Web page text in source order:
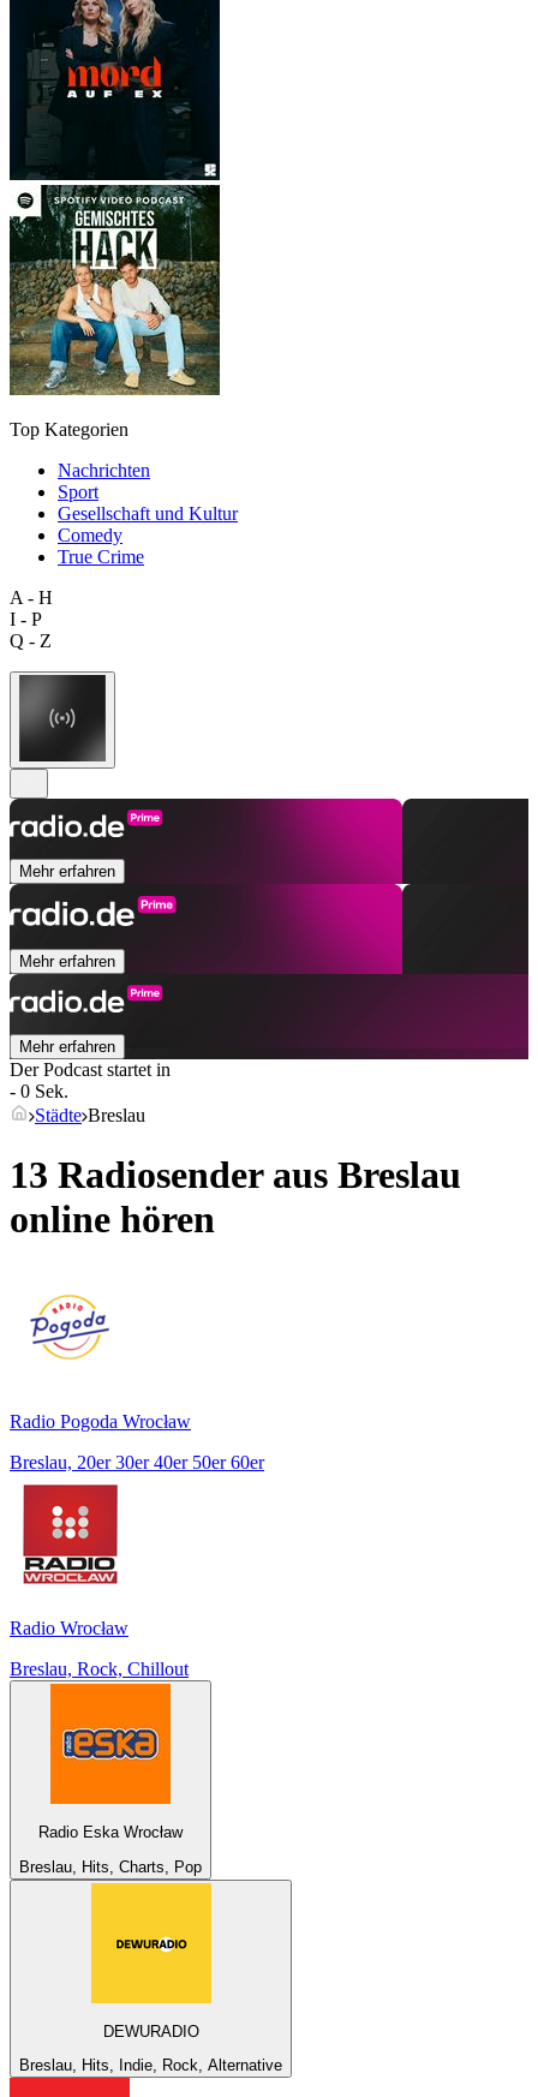
Top Kategorien
Nachrichten
Sport
Gesellschaft und Kultur
Comedy
True Crime
A - H
I - P
Q - Z
Mehr erfahren
Mehr erfahren
Mehr erfahren
Der Podcast startet in
- 0 Sek.
Städte Breslau
13 Radiosender aus Breslau
online hören
Radio Pogoda Wrocław
Breslau, 20er 30er 40er 50er 60er
Radio Wrocław
Breslau, Rock, Chillout
Radio Eska Wrocław
Breslau, Hits, Charts, Pop
DEWURADIO
Breslau, Hits, Indie, Rock, Alternative